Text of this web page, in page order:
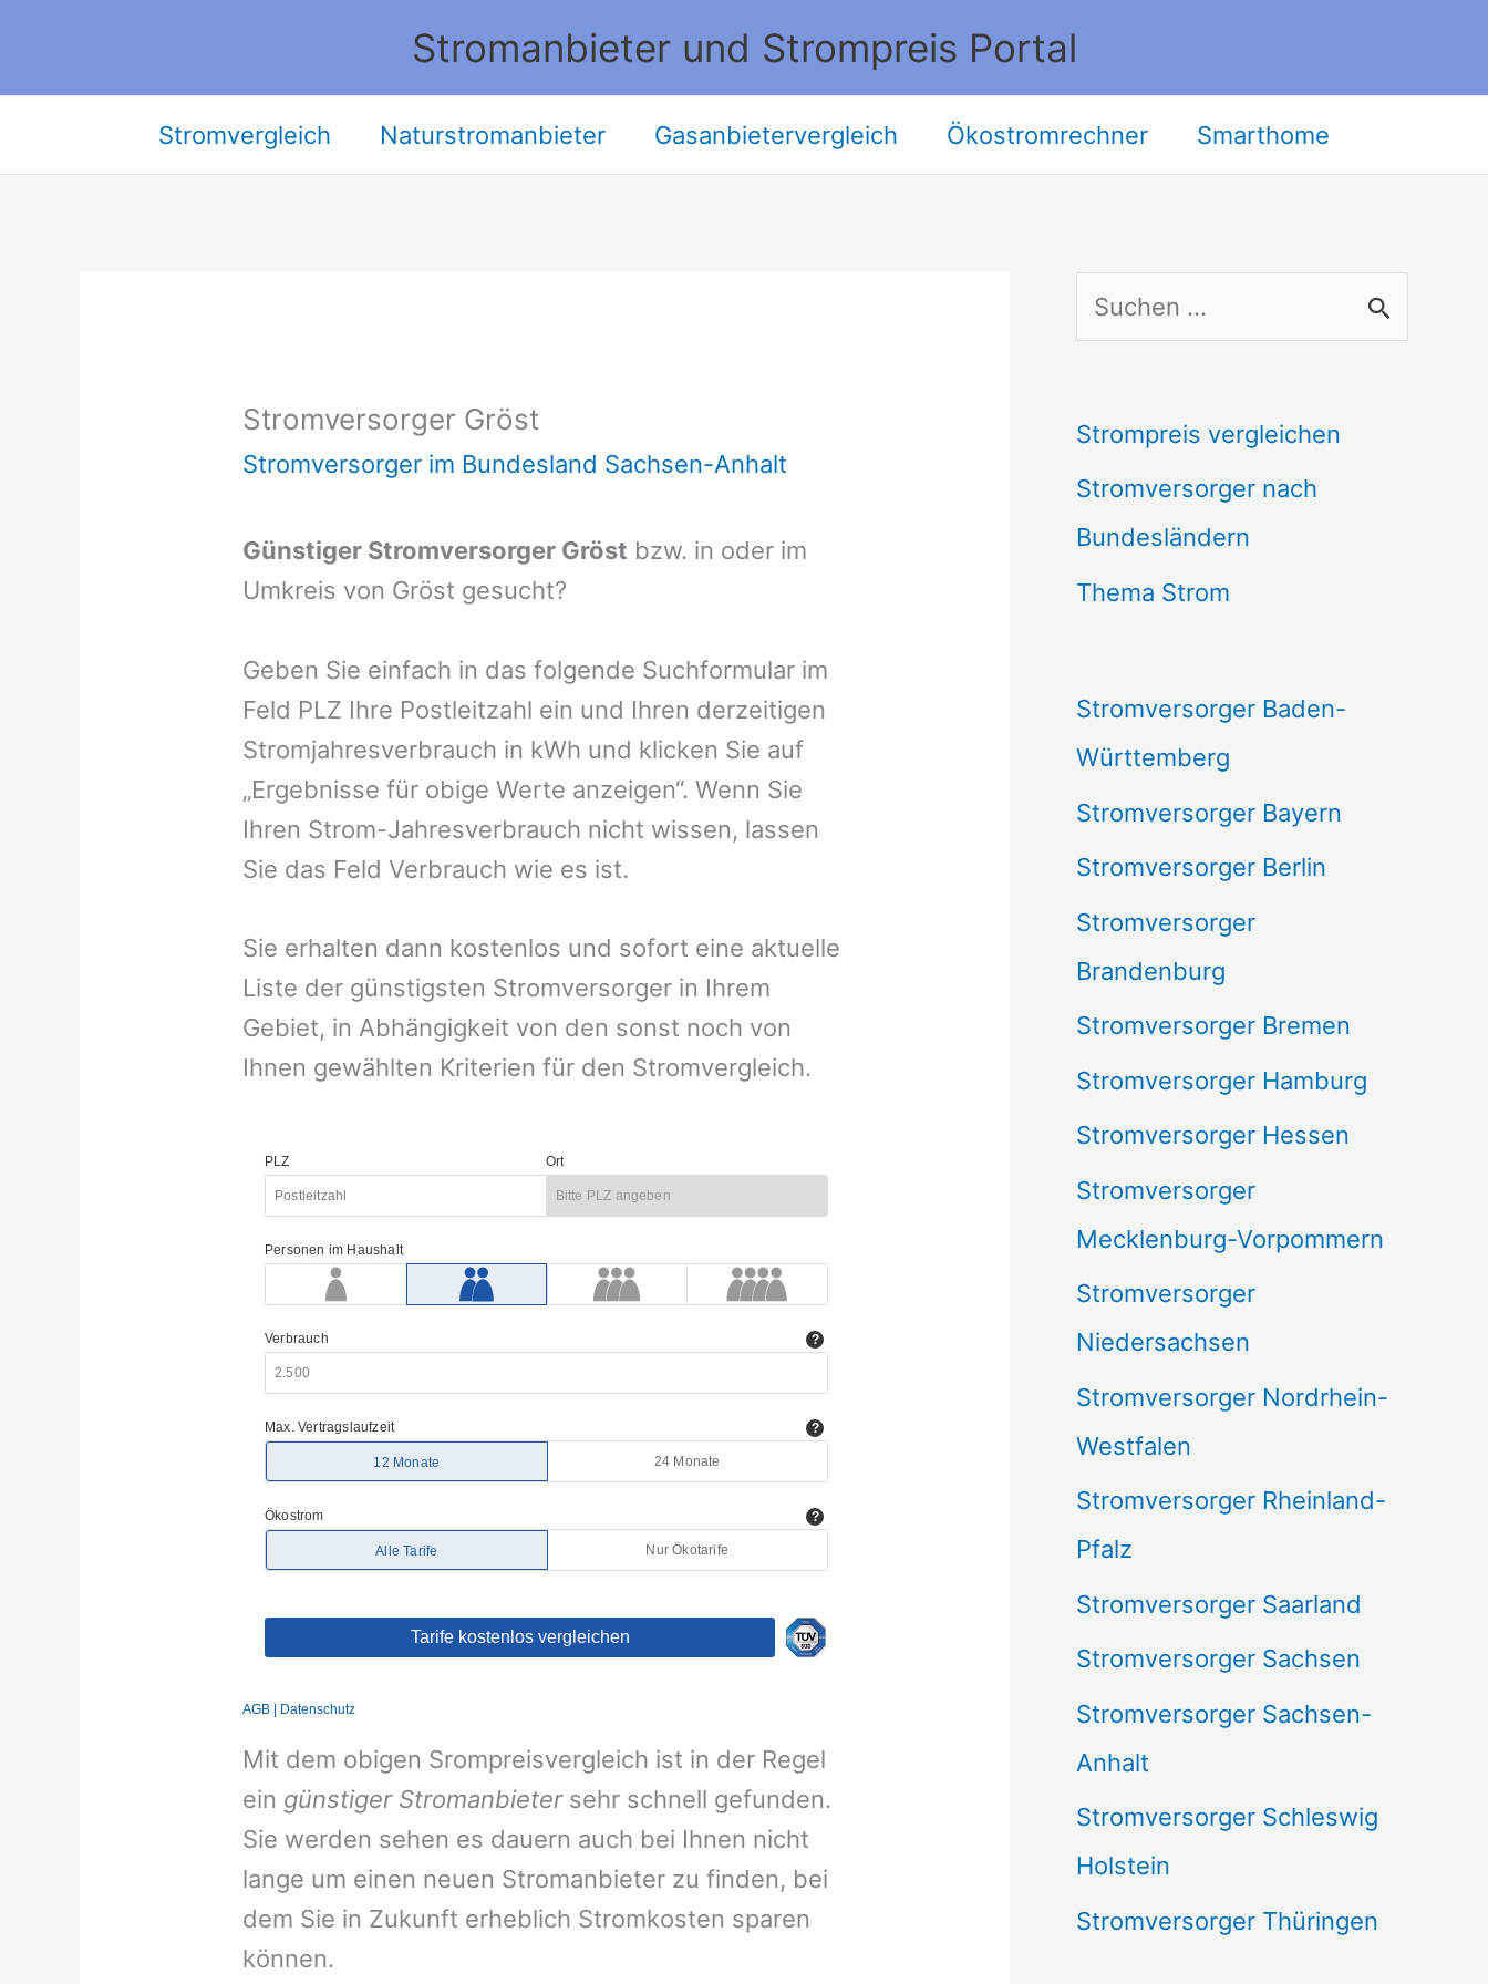
springen
Stromanbieter und Strompreis Portal
Stromvergleich Naturstromanbieter Gasanbietervergleich Ökostromrechner Smarthome
Stromversorger Gröst
Stromversorger im Bundesland Sachsen-Anhalt
Günstiger Stromversorger Gröst bzw. in oder im
Umkreis von Gröst gesucht?
Geben Sie einfach in das folgende Suchformular im
Feld PLZ Ihre Postleitzahl ein und Ihren derzeitigen
Stromjahresverbrauch in kWh und klicken Sie auf
„Ergebnisse für obige Werte anzeigen“. Wenn Sie
Ihren Strom-Jahresverbrauch nicht wissen, lassen
Sie das Feld Verbrauch wie es ist.
Sie erhalten dann kostenlos und sofort eine aktuelle
Liste der günstigsten Stromversorger in Ihrem
Gebiet, in Abhängigkeit von den sonst noch von
Ihnen gewählten Kriterien für den Stromvergleich.
Mit dem obigen Srompreisvergleich ist in der Regel
ein günstiger Stromanbietersehr schnell gefunden.
Sie werden sehen es dauern auch bei Ihnen nicht
lange um einen neuen Stromanbieter zu finden, bei
dem Sie in Zukunft erheblich Stromkosten sparen
können.
u
h
e
n
n
Strompreis vergleichen
Stromversorger nach
Bundesländern
Thema Strom
Stromversorger Baden-
Württemberg
Stromversorger Bayern
Stromversorger Berlin
Stromversorger
Brandenburg
Stromversorger Bremen
Stromversorger Hamburg
Stromversorger Hessen
Stromversorger
Mecklenburg-Vorpommern
Stromversorger
Niedersachsen
Stromversorger Nordrhein-
Westfalen
Stromversorger Rheinland-
Pfalz
Stromversorger Saarland
Stromversorger Sachsen
Stromversorger Sachsen-
Anhalt
Stromversorger Schleswig
Holstein
Stromversorger Thüringen